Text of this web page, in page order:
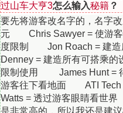
过山车大亨3怎么输入秘籍 ？
要先将游客改名字的，名字
元 Chris Sawyer = 使游
度限制 Jon Roach = 建
Denney = 建造所有可搭乘
限制使用 James Hunt =
游客往下看地面 ATI
Watts = 透过游客眼睛看世
是非常高的，所以我还是建